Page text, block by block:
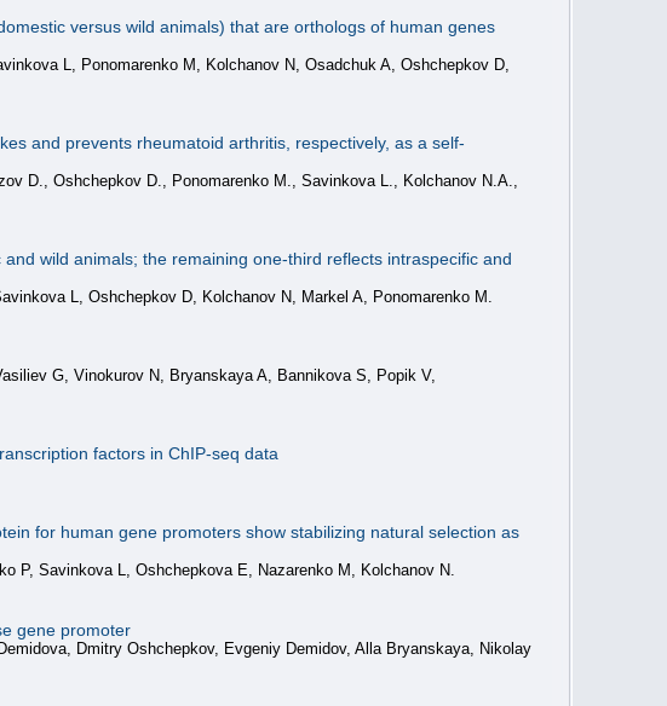
versus wild animals) that are orthologs of human genes
L, Ponomarenko M, Kolchanov N, Osadchuk A, Oshchepkov D,
and prevents rheumatoid arthritis, respectively, as a self-
D., Oshchepkov D., Ponomarenko M., Savinkova L., Kolchanov N.A.,
wild animals; the remaining one-third reflects intraspecific and
L, Oshchepkov D, Kolchanov N, Markel A, Ponomarenko M.
G, Vinokurov N, Bryanskaya A, Bannikova S, Popik V,
factors in ChIP-seq data
for human gene promoters show stabilizing natural selection as
P, Savinkova L, Oshchepkova E, Nazarenko M, Kolchanov N.
gene promoter
Dmitry Oshchepkov, Evgeniy Demidov, Alla Bryanskaya, Nikolay